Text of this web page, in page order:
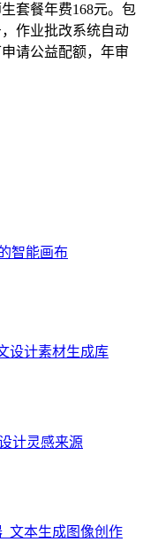
套餐年费168元。包
作业批改系统自动
请公益配额，年审
智能画布
设计素材生成库
计灵感来源
文本生成图像创作